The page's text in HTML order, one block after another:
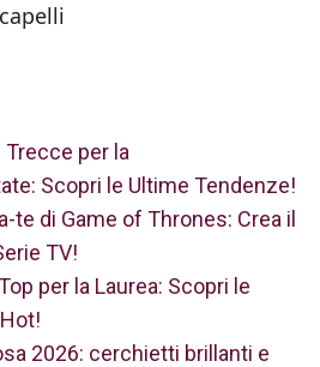
Trecce per la
Scopri le Ultime Tendenze!
te di Game of Thrones: Crea il
TV!
per la Laurea: Scopri le
2026: cerchietti brillanti e